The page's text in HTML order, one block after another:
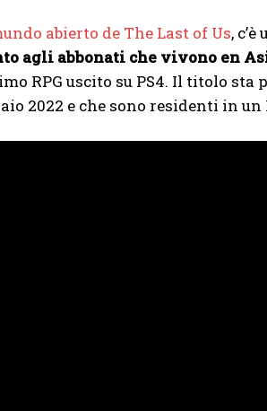
abierto de The Last of Us,
agli abbonati che vivono en
RPG uscito su PS4. Il titolo sta
2022 e che sono residenti in un